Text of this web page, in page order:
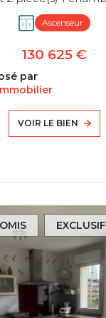
Ascenseur
130 625 €
par
VOIR LE BIEN
EXCLUSIF